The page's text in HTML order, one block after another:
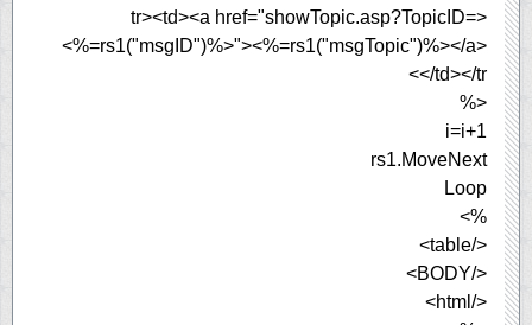
<tr><td><a href="showTopic.asp?TopicID=
<%=rs1("msgID")%>"><%=rs1("msgTopic")%></a>
</td></tr>
<%
i=i+1
rs1.MoveNext
Loop
%>
</table>
</BODY>
</html>